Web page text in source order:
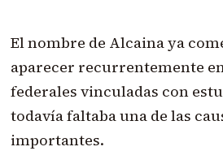
El nombre de Alcaina ya
aparecer recurrentemente
federales vinculadas con
todavía faltaba una de las
importantes.